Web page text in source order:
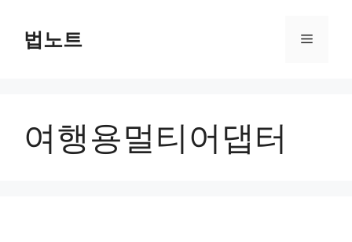
법노트 메
여행용멀티어댑터